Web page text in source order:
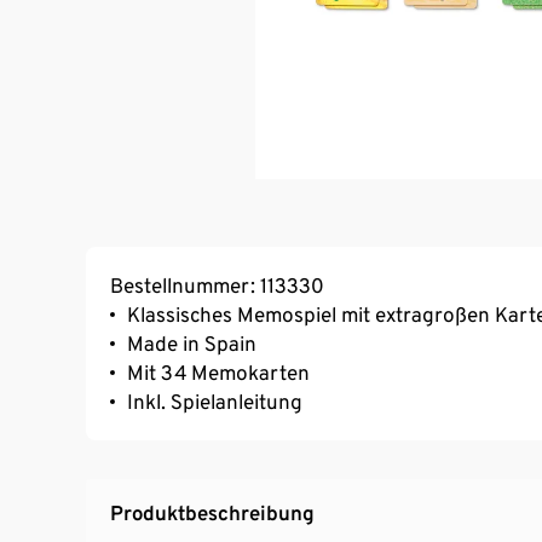
Bestellnummer: 113330
Klassisches Memospiel mit extragroßen
Made in Spain
Mit 34 Memokarten
Inkl. Spielanleitung
Produktbeschreibung